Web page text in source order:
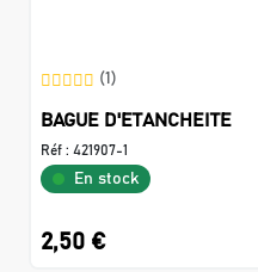
(1)
BAGUE D'ETANCHEITE
Réf : 421907-1
En stock
2,50 €